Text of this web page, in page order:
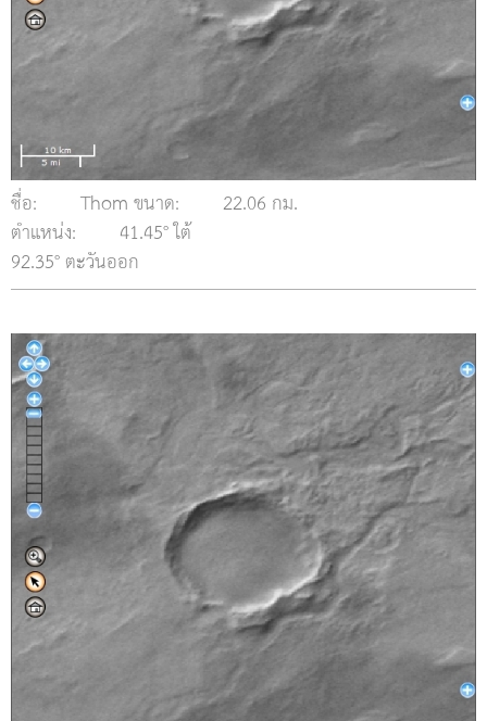
ชื่อ: Thom ขนาด: 22.06 กม.
ตำแหน่ง: 41.45° ใต้
92.35° ตะวันออก